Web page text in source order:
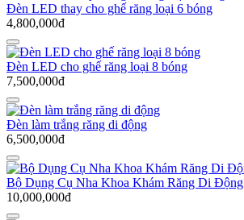
Đèn LED thay cho ghế răng loại 6 bóng
4,800,000đ
Đèn LED cho ghế răng loại 8 bóng
7,500,000đ
Đèn làm trắng răng di động
6,500,000đ
Bộ Dụng Cụ Nha Khoa Khám Răng Di Động
10,000,000đ